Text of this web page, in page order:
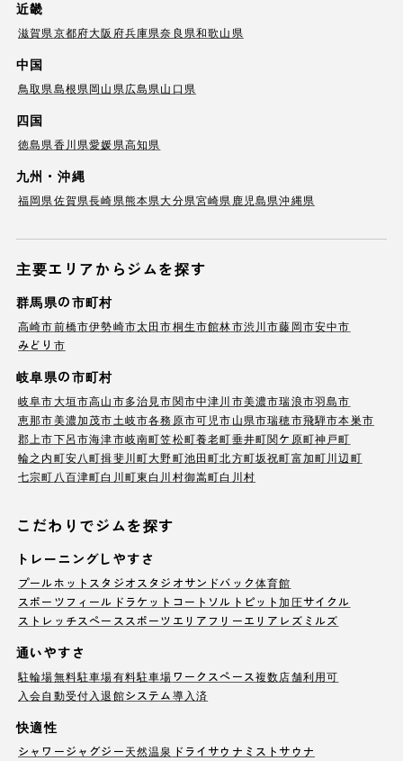
近畿
滋賀県京都府大阪府兵庫県奈良県和歌山県
中国
鳥取県島根県岡山県広島県山口県
四国
徳島県香川県愛媛県高知県
九州・沖縄
福岡県佐賀県長崎県熊本県大分県宮崎県鹿児島県沖縄県
主要エリアからジムを探す
群馬県の市町村
高崎市前橋市伊勢崎市太田市桐生市館林市渋川市藤岡市安中市
みどり市
岐阜県の市町村
岐阜市大垣市高山市多治見市関市中津川市美濃市瑞浪市羽島市
恵那市美濃加茂市土岐市各務原市可児市山県市瑞穂市飛騨市本巣市
郡上市下呂市海津市岐南町笠松町養老町垂井町関ケ原町神戸町
輪之内町安八町揖斐川町大野町池田町北方町坂祝町富加町川辺町
七宗町八百津町白川町東白川村御嵩町白川村
こだわりでジムを探す
トレーニングしやすさ
プールホットスタジオスタジオサンドバック体育館
スポーツフィールド ラケットコート ソルトピット加圧サイクル
ストレッチスペーススポーツエリア フリーエリア レズミルズ
通いやすさ
駐輪場無料駐車場有料駐車場ワークスペース複数店舗利用可
入会自動受付入退館システム導入済
快適性
シャワージャグジー天然温泉 ドライサウナ ミストサウナ